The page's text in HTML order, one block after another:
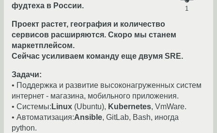
1
фудтеха в России.
Проект растет, география и количество
сервисов расширяются. Скоро мы станем
маркетплейсом.
Сейчас усиливаем команду еще двумя SRE.
Задачи:
• Поддержка и развитие высоконагруженных систем
интернет - магазина, мобильного приложения.
• Системы: Linux (Ubuntu), Kubernetes, VmWare.
• Автоматизация:Ansible, GitLab, Bash, иногда
python.